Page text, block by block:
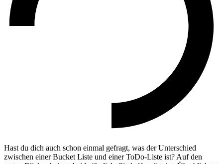
Hast du dich auch schon einmal gefragt, was der Unterschied
zwischen einer Bucket Liste und einer ToDo-Liste ist? Auf den